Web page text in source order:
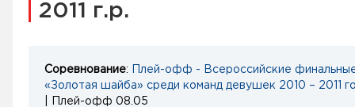
2011 г.р.
Соревнование:
Плей-офф - Всероссийские
«Золотая шайба» среди команд девушек 2010 – 2011
| Плей-офф 08.05